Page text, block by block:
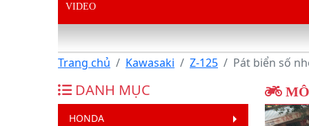
VIDEO
Trang chủ Kawasaki Z-125 Pát biển số
DANH MỤC
HONDA